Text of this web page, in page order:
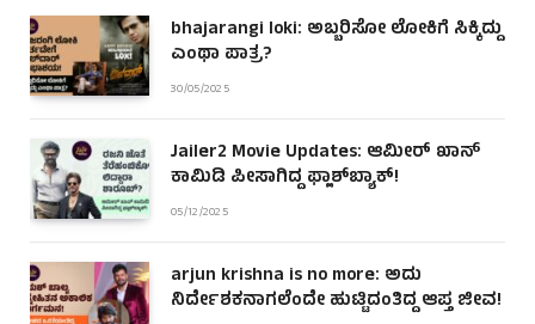
bhajarangi loki: ಅಬ್ಬರಿಸೋ ಲೋಕಿಗೆ ಸಿಕ್ಕಿದ್ದು
ಎಂಥಾ ಪಾತ್ರ?
30/05/2025
Jailer2 Movie Updates: ಆಮೀರ್ ಖಾನ್
ಕಾಮಿಡಿ ಪೀಸಾಗಿದ್ದ ಫ್ಲಾಶ್‌ಬ್ಯಾಕ್!
05/12/2025
arjun krishna is no more: ಅದು
ನಿರ್ದೇಶಕನಾಗಲೆಂದೇ ಹುಟ್ಟಿದಂತಿದ್ದ ಆಪ್ತ ಜೀವ!